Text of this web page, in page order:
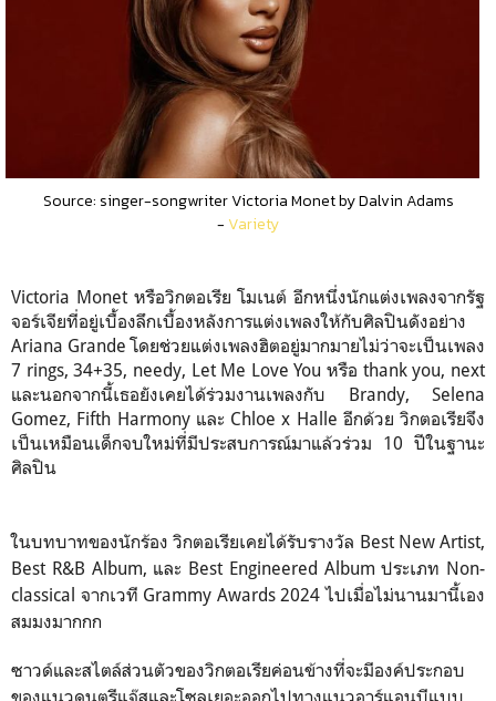
Source: singer-songwriter Victoria Monet by Dalvin Adams
- Variety
Victoria Monet หรือวิกตอเรีย โมเนต์ อีกหนึ่งนักแต่งเพลงจากรัฐ
จอร์เจียที่อยู่เบื้องลึกเบื้องหลังการแต่งเพลงให้กับศิลปินดังอย่าง
Ariana Grande โดยช่วยแต่งเพลงฮิตอยู่มากมายไม่ว่าจะเป็นเพลง
7 rings, 34+35, needy, Let Me Love You หรือ thank you, next
และนอกจากนี้เธอยังเคยได้ร่วมงานเพลงกับ Brandy, Selena
Gomez, Fifth Harmony และ Chloe x Halle อีกด้วย วิกตอเรียจึง
เป็นเหมือนเด็กจบใหม่ที่มีประสบการณ์มาแล้วร่วม 10 ปีในฐานะ
ศิลปิน
ในบทบาทของนักร้อง วิกตอเรียเคยได้รับรางวัล Best New Artist,
Best R&B Album, และ Best Engineered Album ประเภท Non-
classical จากเวที Grammy Awards 2024 ไปเมื่อไม่นานมานี้เอง
สมมงมากกก
ซาวด์และสไตล์ส่วนตัวของวิกตอเรียค่อนข้างที่จะมีองค์ประกอบ
ของแนวดนตรีแจ๊สและโซลเยอะออกไปทางแนวอาร์แอนบีแบบ